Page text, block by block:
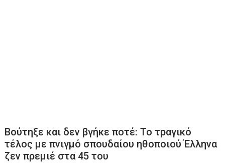
Βούτηξε και δεν βγήκε ποτέ: Το τpαγικό
τέλος με πνιγμό σπουδαίου ηθοποιού Έλληνα
ζεν πρεμιέ στα 45 του